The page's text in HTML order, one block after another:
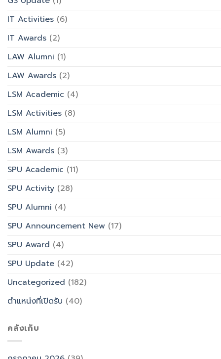
IT Activities (6)
IT Awards (2)
LAW Alumni (1)
LAW Awards (2)
LSM Academic (4)
LSM Activities (8)
LSM Alumni (5)
LSM Awards (3)
SPU Academic (11)
SPU Activity (28)
SPU Alumni (4)
SPU Announcement New (17)
SPU Award (4)
SPU Update (42)
Uncategorized (182)
ตำแหน่งที่เปิดรับ (40)
คลังเก็บ